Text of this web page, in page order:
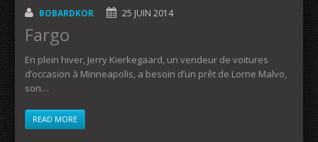
BOBARDKOR 25 JUIN 2014
Fargo
En plein hiver, Jerry Kierkegaard, un vendeur de voitures
d’occasion à Minneapolis, a besoin d’un prêt de Lorne Malvo,
son…
READ MORE